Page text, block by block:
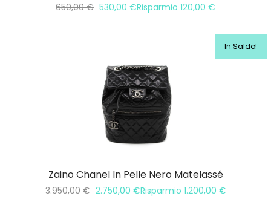
650,00€ 530,00 €Risparmio 120,00 €
In Saldo!
Zaino Chanel In Pelle Nero Matelassé
3.950,00€ 2.750,00 €Risparmio 1.200,00 €